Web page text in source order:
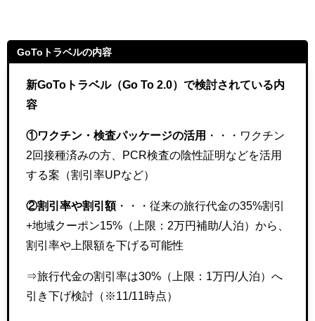
GoToトラベルの内容
新GoToトラベル（Go To 2.0）で検討されている内
容
①ワクチン・検査パッケージの活用
・・・ワクチン
2回接種済みの方、PCR検査の陰性証明などを活用
する案（割引率UPなど）
②割引率や割引額・・・従来の旅行代金の35%割引
+地域クーポン15%（上限：2万円補助/人泊）から、
割引率や上限額を下げる可能性
⇒旅行代金の割引率は30%（上限：1万円/人泊）へ
引き下げ検討（※11/11時点）